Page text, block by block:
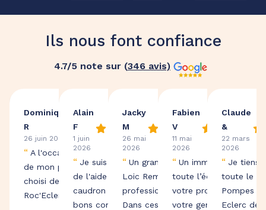
Ils nous font confiance
4.7/5 note sur (346 avis)
Dominique
R
26 juin 2026
“ A l'occasion des obsèques
de mon papa, nous avons
choisi de nous adresser à
Roc'Eclerc. La... ” Lire plus
Alain
F
1 juin
2026
“ Je suis très satisfait
de l'aide de Delphine
caudron pour ses
bons conseils pour le
Jacky
M
26 mai
2026
“ Un grand merci à Mr
Loic Remy pour son
professionnalisme.
Dans ces moments de
Fabien
V
11 mai
2026
“ Un immense merci à
toute l’équipe pour
votre
votre gentillesse et
Claude
&
22 mars
2026
“ Je tiens
toute le
Pompes
Eclerc de